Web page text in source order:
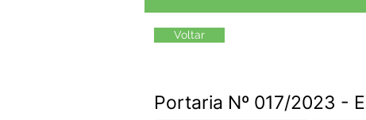
Voltar
Portaria Nº 017/2023 -